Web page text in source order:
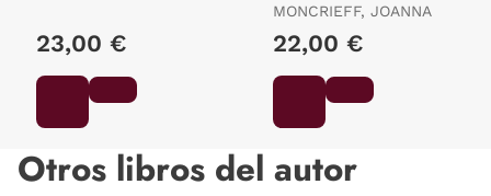
23,00 €
MONCRIEFF, JOANNA
22,00 €
Otros libros del autor